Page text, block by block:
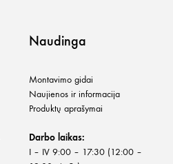
Naudinga
Montavimo gidai
Naujienos ir informacija
Produktų aprašymai
Darbo laikas:
I – IV 9:00 – 17:30 (12:00 –